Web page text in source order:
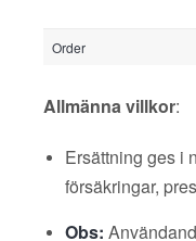
Order
Allmänna villkor:
Ersättning ges i
försäkringar,
Obs: